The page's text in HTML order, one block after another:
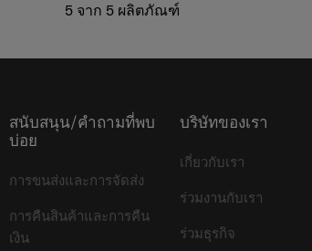
5 จาก 5 ผลิตภัณฑ์
สนับสนุน/คำถามที่พบ
บ่อย
การขนส่งและการจัดส่ง
การคืนสินค้าและการคืน
เงิน
บริษัทของเรา
เกี่ยวกับเรา
ร่วมงานกับเรา
ร่วมธุรกิจ